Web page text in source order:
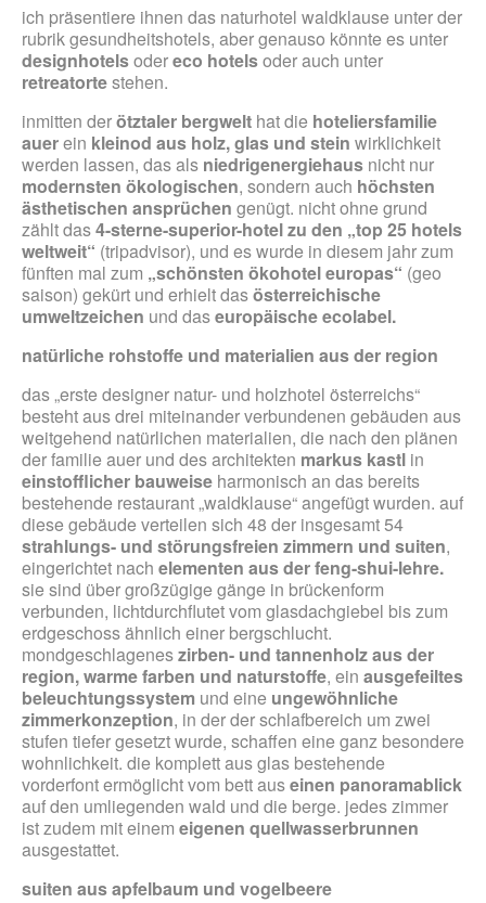
ich präsentiere ihnen das naturhotel waldklause unter der
rubrik gesundheitshotels, aber genauso könnte es unter
designhotelsodereco hotelsoder auch unter
retreatortestehen.
inmitten derötztaler bergwelt hat die hoteliersfamilie
auerein kleinod aus holz, glas und stein wirklichkeit
werden lassen, das als niedrigenergiehaus nicht nur
modernsten ökologischen, sondern auch höchsten
ästhetischen ansprüchen genügt. nicht ohne grund
zählt das4-sterne-superior-hotel zu den „top 25 hotels
weltweit“ (tripadvisor), und es wurde in diesem jahr zum
fünften mal zum „schönsten ökohotel europas“ (geo
saison) gekürt und erhielt dasösterreichische
umweltzeichen und daseuropäische ecolabel.
natürliche rohstoffe und materialien aus der region
das „erste designer natur- und holzhotel österreichs“
besteht aus drei miteinander verbundenen gebäuden aus
weitgehend natürlichen materialien, die nach den plänen
der familie auer und des architekten markus kastl in
einstofflicher bauweise harmonisch an das bereits
bestehende restaurant „waldklause“ angefügt wurden. auf
diese gebäude verteilen sich 48 der insgesamt 54
strahlungs- und störungsfreien zimmern und suiten,
eingerichtet nach elementen aus der feng-shui-lehre.
sie sind über großzügige gänge in brückenform
verbunden, lichtdurchflutet vom glasdachgiebel bis zum
erdgeschoss ähnlich einer bergschlucht.
mondgeschlageneszirben- und tannenholz aus der
region, warme farben und naturstoffe, ein ausgefeiltes
beleuchtungssystem und eine ungewöhnliche
zimmerkonzeption, in der der schlafbereich um zwei
stufen tiefer gesetzt wurde, schaffen eine ganz besondere
wohnlichkeit. die komplett aus glas bestehende
vorderfont ermöglicht vom bett auseinen panoramablick
auf den umliegenden wald und die berge. jedes zimmer
ist zudem mit einem eigenen quellwasserbrunnen
ausgestattet.
suiten aus apfelbaum und vogelbeere